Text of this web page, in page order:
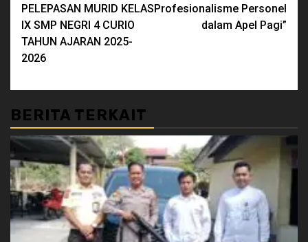
PELEPASAN MURID KELAS
IX SMP NEGRI 4 CURIO
TAHUN AJARAN 2025-
2026
Profesionalisme Personel
dalam Apel Pagi”
BERITA TERKAIT